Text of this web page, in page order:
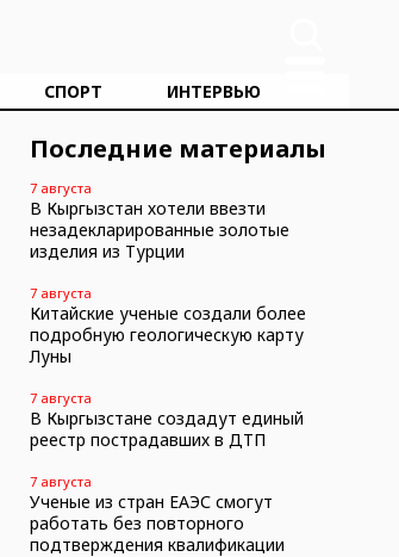
СПОРТ ИНТЕРВЬЮ
Последние материалы
7 августа
В Кыргызстан хотели ввезти
незадекларированные золотые
изделия из Турции
7 августа
Китайские ученые создали более
подробную геологическую карту
Луны
7 августа
В Кыргызстане создадут единый
реестр пострадавших в ДТП
7 августа
Ученые из стран ЕАЭС смогут
работать без повторного
подтверждения квалификации